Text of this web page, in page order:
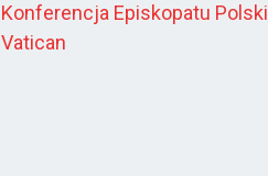
Konferencja Episkopatu Polski
Vatican